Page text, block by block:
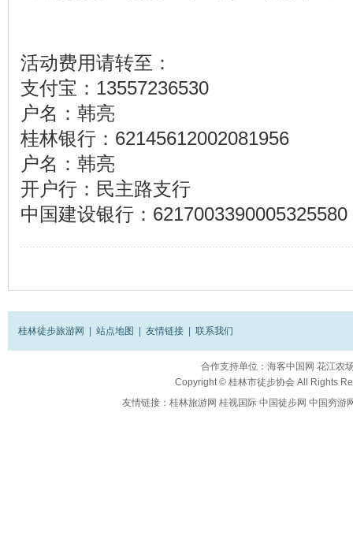
活动费用请转至：
支付宝：13557236530
户名：韩亮
桂林银行：62145612002081956
户名：韩亮
开户行：民主路支行
中国建设银行：6217003390005325580
桂林徒步旅游网 | 站点地图 | 友情链接 | 联系我们
合作支持单位： 海客中国网 花江农
Copyright © 桂林市徒步协会All Rights
友情链接： 桂林旅游网 桂视国际 中国徒步网 中国穷游